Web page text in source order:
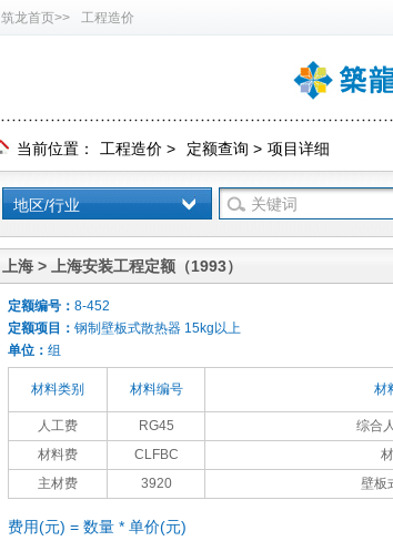
筑龙首页>> 工程造价
当前位置： 工程造价 > 定额查询 > 项目详细
地区/行业
上海 > 上海安装工程定额（1993）
定额编号： 8-452
定额项目： 钢制壁板式散热器 15kg以上
单位： 组
材料类别 材料编号 材
人工费 RG45 综合
材料费
CLFBC
主材费
3920 壁板
费用(元) = 数量 * 单价(元)